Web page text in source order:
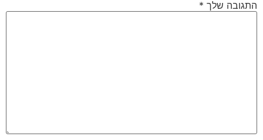
התגובה שלך *